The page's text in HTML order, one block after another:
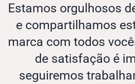
Estamos orgulhosos
e compartilhamos
marca com todos
de satisfação é
seguiremos